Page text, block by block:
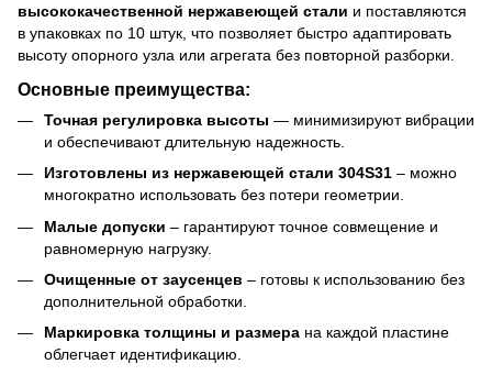
высококачественной нержавеющей стали и поставляются
в упаковках по 10 штук, что позволяет быстро адаптировать
высоту опорного узла или агрегата без повторной разборки.
Основные преимущества:
Точная регулировка высоты — минимизируют вибрации
и обеспечивают длительную надежность.
Изготовлены из нержавеющей стали 304S31 – можно
многократно использовать без потери геометрии.
Малые допуски – гарантируют точное совмещение и
равномерную нагрузку.
Очищенные от заусенцев – готовы к использованию без
дополнительной обработки.
Маркировка толщины и размера на каждой пластине
облегчает идентификацию.